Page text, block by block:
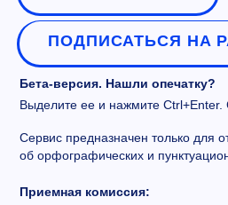
ПОДПИСАТЬСЯ НА
Бета-версия. Нашли опечатку?
Выделите ее и нажмите Ctrl+Enter.
Сервис предназначен только для
об орфографических и
Приемная комиссия: